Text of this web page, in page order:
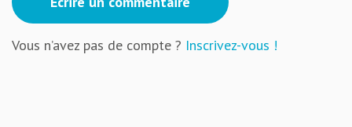
Vous n’avez pas de compte ? Inscrivez-vous !